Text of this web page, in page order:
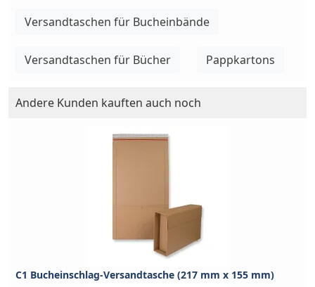
Versandtaschen für Bucheinbände
Versandtaschen für Bücher Pappkartons
Andere Kunden kauften auch noch
C1 Bucheinschlag-Versandtasche (217 mm x 155 mm)